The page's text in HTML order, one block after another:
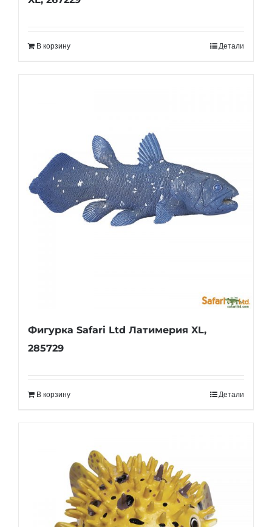
В корзину Детали
Фигурка Safari Ltd Латимерия XL,
285729
В корзину Детали